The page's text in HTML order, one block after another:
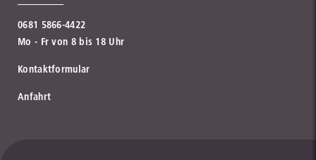
0681 5866-4422
Mo - Fr von 8 bis 18 Uhr
Kontaktformular
Anfahrt